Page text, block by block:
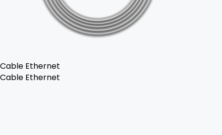
Cable Ethernet
Cable Ethernet